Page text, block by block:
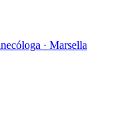
· Marsella